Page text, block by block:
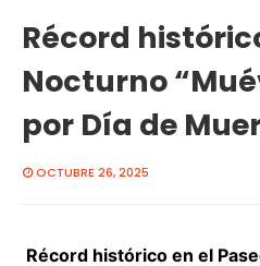
Récord
Nocturno
por Día de
OCTUBRE 26, 2025
Récord histórico en el